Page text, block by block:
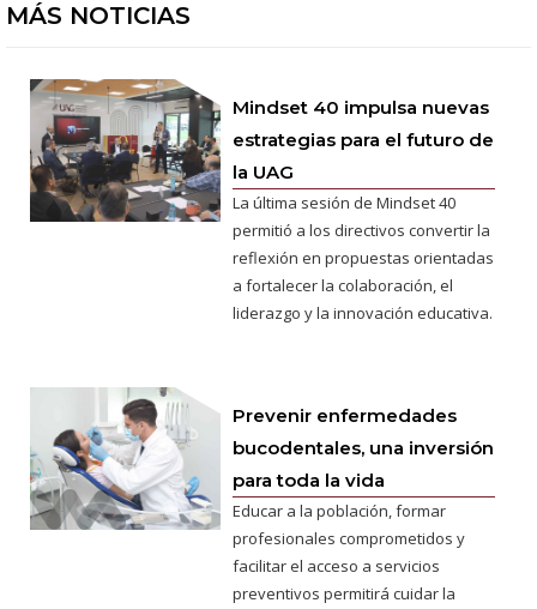
MÁS NOTICIAS
Mindset 40 impulsa nuevas
estrategias para el futuro de
la UAG
La última sesión de Mindset 40
permitió a los directivos convertir la
reflexión en propuestas orientadas
a fortalecer la colaboración, el
liderazgo y la innovación educativa.
Prevenir enfermedades
bucodentales, una inversión
para toda la vida
Educar a la población, formar
profesionales comprometidos y
facilitar el acceso a servicios
preventivos permitirá cuidar la